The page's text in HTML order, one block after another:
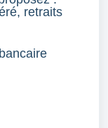
retraits